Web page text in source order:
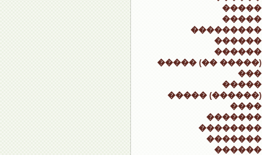
�����
�����
���������
������
������
����� (�� �����)
���
�����
����� (������)
����
�������
��������
�������
������